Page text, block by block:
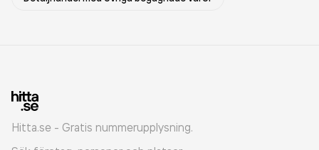
Hitta.se - Gratis nummerupplysning.